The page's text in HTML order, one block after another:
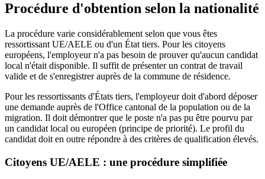
Procédure d'obtention selon la nationalité
La procédure varie considérablement selon que vous êtes
ressortissant UE/AELE ou d'un État tiers. Pour les citoyens
européens, l'employeur n'a pas besoin de prouver qu'aucun candidat
local n'était disponible. Il suffit de présenter un contrat de travail
valide et de s'enregistrer auprès de la commune de résidence.
Pour les ressortissants d'États tiers, l'employeur doit d'abord déposer
une demande auprès de l'Office cantonal de la population ou de la
migration. Il doit démontrer que le poste n'a pas pu être pourvu par
un candidat local ou européen (principe de priorité). Le profil du
candidat doit en outre répondre à des critères de qualification élevés.
Citoyens UE/AELE : une procédure simplifiée